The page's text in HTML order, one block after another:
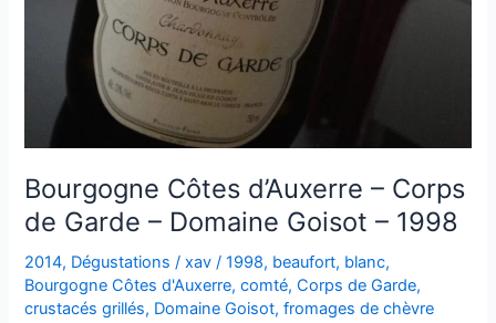
Bourgogne Côtes d’Auxerre – Corps
de Garde – Domaine Goisot – 1998
2014, Dégustations /xav/1998, beaufort, blanc,
Bourgogne Côtes d'Auxerre,comté,Corps de Garde,
crustacés grillés, Domaine Goisot,fromages de chèvre